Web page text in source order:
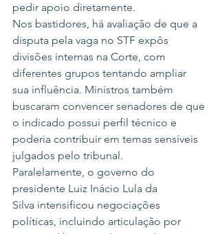
pedir apoio diretamente.
Nos bastidores, há avaliação de que a
disputa pela vaga no STF expôs
divisões internas na Corte, com
diferentes grupos tentando ampliar
sua influência. Ministros também
buscaram convencer senadores de que
o indicado possui perfil técnico e
poderia contribuir em temas sensíveis
julgados pelo tribunal.
Paralelamente, o governo do
presidente Luiz Inácio Lula da
Silva intensificou negociações
políticas, incluindo articulação por